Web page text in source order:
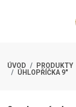
ÚVOD PRODUKTY
ÚHLOPŘÍČKA 9"